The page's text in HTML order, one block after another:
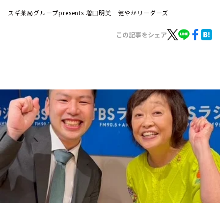
イベント・グッズ
YouTube
会社情報
スギ薬局グループpresents 増田明美 健やかリーダーズ
この記事をシェア